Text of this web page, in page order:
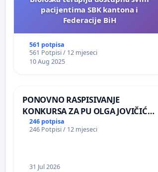
pacijentima SBK kantona i
Federacije BiH
561 potpisa
561 Potpisi / 12 mjeseci
10 Aug 2025
PONOVNO RASPISIVANJE
KONKURSA ZA PU OLGA JOVIČIĆ
RITA KRALJEVO
246 potpisa
246 Potpisi / 12 mjeseci
31 Jul 2026